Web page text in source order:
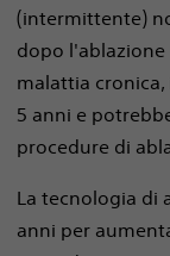
(intermittente)
dopo l'ablazione
malattia
5 anni e
procedure di
La tecnologia di
anni per